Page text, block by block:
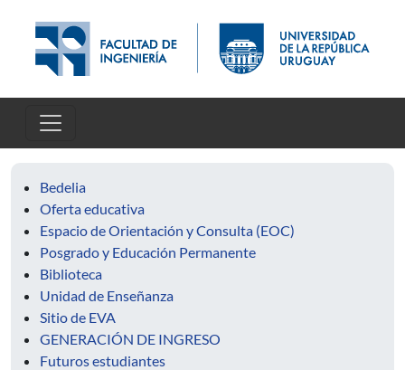
Bedelia
Oferta educativa
Espacio de Orientación y Consulta (EOC)
Posgrado y Educación Permanente
Biblioteca
Unidad de Enseñanza
Sitio de EVA
GENERACIÓN DE INGRESO
Futuros estudiantes